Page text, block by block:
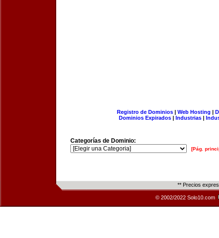
Registro de Dominios| Web Hosting |
Dominios Expirados | Industrias |
Categorías de Dominio:
[Pág.
** Precios
© 2002/2022 Solo10.com